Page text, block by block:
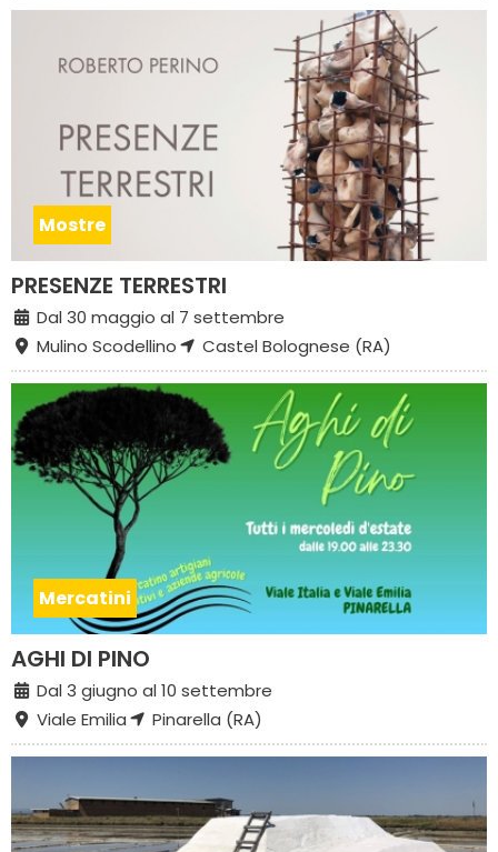
Mostre
PRESENZE TERRESTRI
Dal 30 maggio al 7 settembre
Mulino Scodellino
Castel Bolognese (RA)
Mercatini
AGHI DI PINO
Dal 3 giugno al 10 settembre
Viale Emilia
Pinarella (RA)